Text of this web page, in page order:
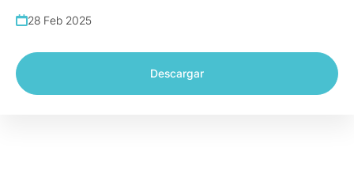
28 Feb 2025
Descargar